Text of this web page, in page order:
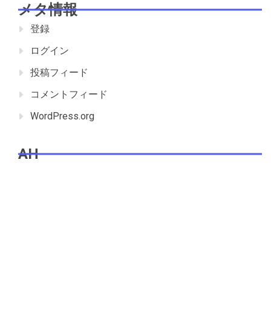
メタ情報
登録
ログイン
投稿フィード
コメントフィード
WordPress.org
AH